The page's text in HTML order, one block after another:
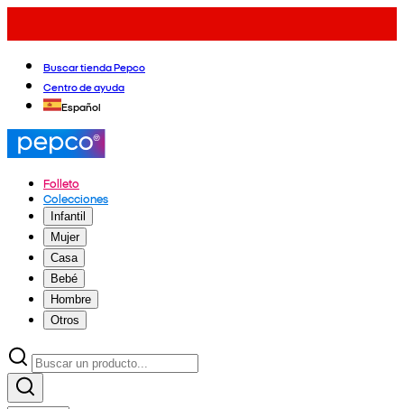
Buscar tienda Pepco
Centro de ayuda
Español
Folleto
Colecciones
Infantil
Mujer
Casa
Bebé
Hombre
Otros